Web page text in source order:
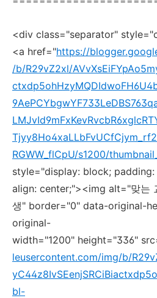
<div class="separator"
<a href="https://
/b/R29vZ2xl/
RGWW_flCpU/s1200/
style="display: block;
align: center;"><img alt="맞는
생" border="0" data-original-
original-
width="1200" height="336"
leusercontent.com/img/b/
bl-